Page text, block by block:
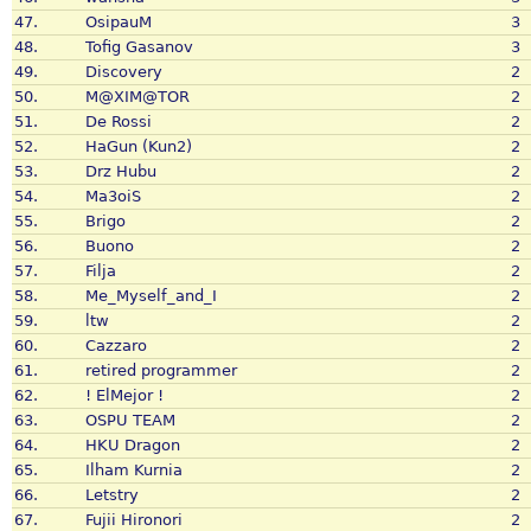
47.
OsipauM
3
48.
Tofig Gasanov
3
49.
Discovery
2
50.
M@XIM@TOR
2
51.
De Rossi
2
52.
HaGun (Kun2)
2
53.
Drz Hubu
2
54.
Ma3oiS
2
55.
Brigo
2
56.
Buono
2
57.
Filja
2
58.
Me_Myself_and_I
2
59.
ltw
2
60.
Cazzaro
2
61.
retired programmer
2
62.
! ElMejor !
2
63.
OSPU TEAM
2
64.
HKU Dragon
2
65.
Ilham Kurnia
2
66.
Letstry
2
67.
Fujii Hironori 2